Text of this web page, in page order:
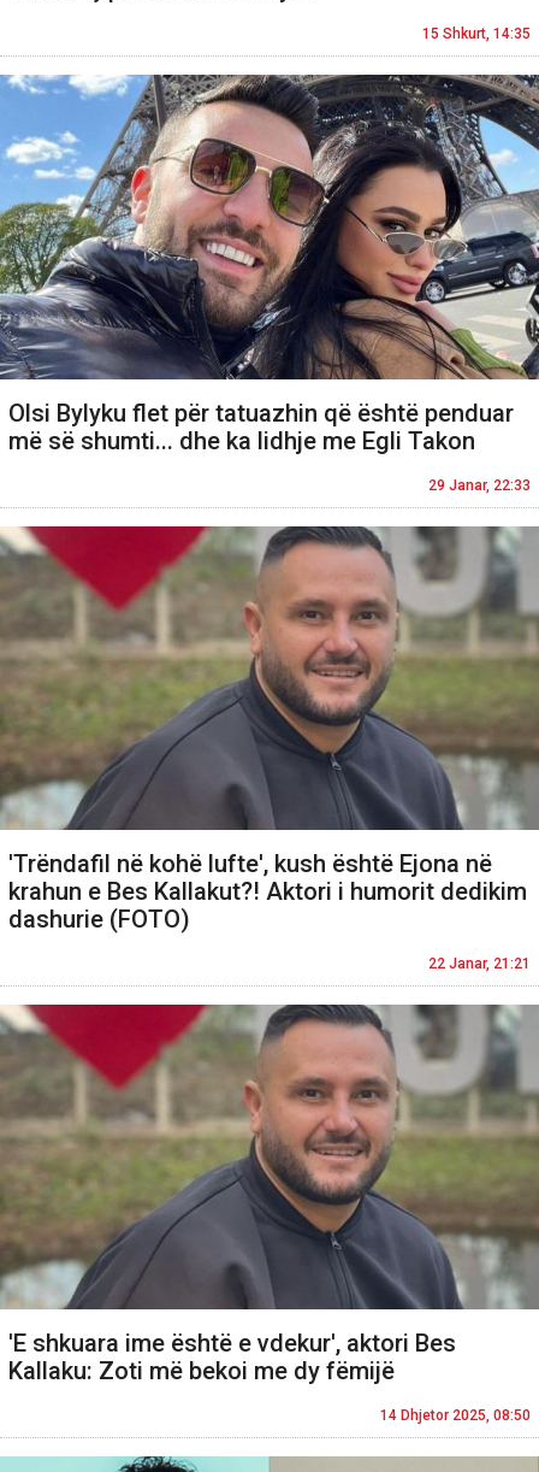
15 Shkurt, 14:35
Olsi Bylyku flet për tatuazhin që është penduar
më së shumti... dhe ka lidhje me Egli Takon
29 Janar, 22:33
'Trëndafil në kohë lufte', kush është Ejona në
krahun e Bes Kallakut?! Aktori i humorit dedikim
dashurie (FOTO)
22 Janar, 21:21
'E shkuara ime është e vdekur', aktori Bes
Kallaku: Zoti më bekoi me dy fëmijë
14 Dhjetor 2025, 08:50